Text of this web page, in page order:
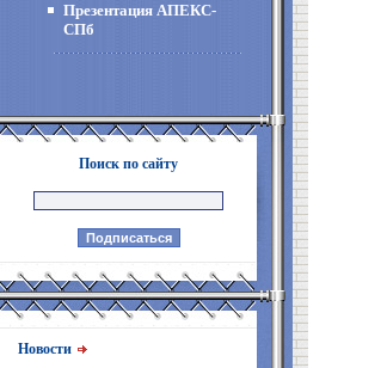
Презентация АПЕКС-
СПб
Поиск по сайту
Новости